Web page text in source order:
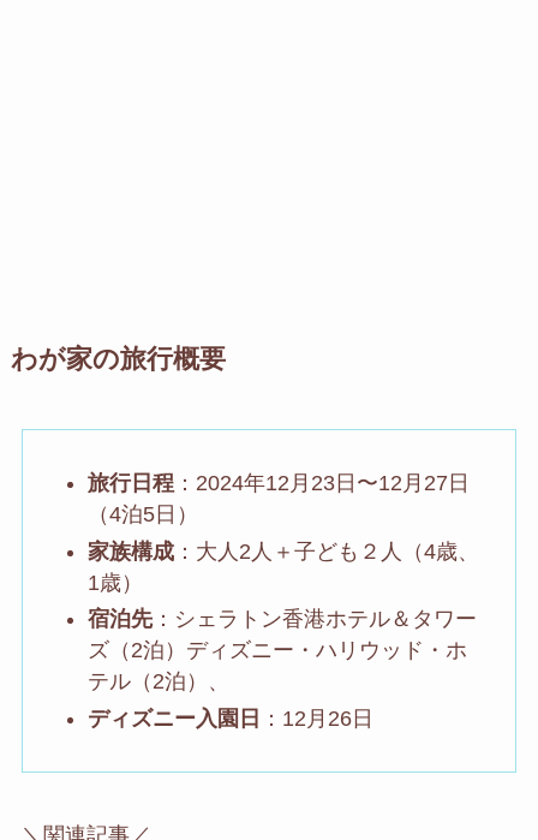
わが家の旅行概要
旅行日程：2024年12月23日〜12月27日
（4泊5日）
家族構成：大人2人＋子ども２人（4歳、
1歳）
宿泊先：シェラトン香港ホテル＆タワー
ズ（2泊）ディズニー・ハリウッド・ホ
テル（2泊）、
ディズニー入園日 ：12月26日
＼関連記事／